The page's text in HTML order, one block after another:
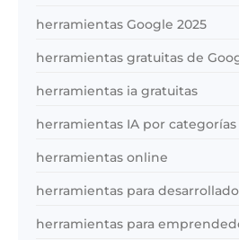
herramientas Google 2025
herramientas gratuitas de
herramientas ia gratuitas
herramientas IA por categorías
herramientas online
herramientas para
herramientas para